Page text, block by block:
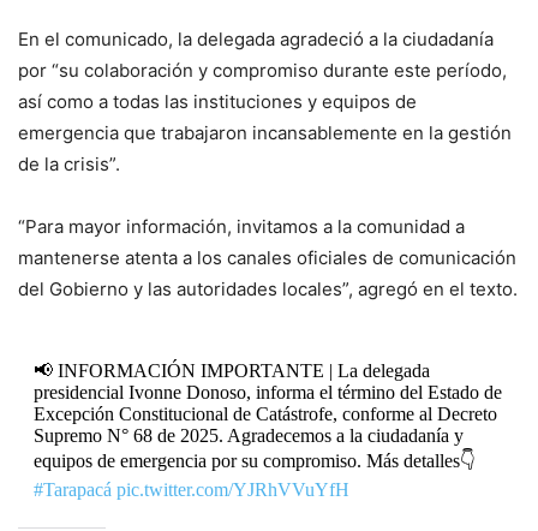
En el comunicado, la delegada agradeció a la ciudadanía
por “su colaboración y compromiso durante este período,
así como a todas las instituciones y equipos de
emergencia que trabajaron incansablemente en la gestión
de la crisis”.
“Para mayor información, invitamos a la comunidad a
mantenerse atenta a los canales oficiales de comunicación
del Gobierno y las autoridades locales”, agregó en el texto.
📢 INFORMACIÓN IMPORTANTE | La delegada
presidencial Ivonne Donoso, informa el término del Estado de
Excepción Constitucional de Catástrofe, conforme al Decreto
Supremo N° 68 de 2025. Agradecemos a la ciudadanía y
equipos de emergencia por su compromiso. Más detalles👇
#Tarapacá pic.twitter.com/YJRhVVuYfH